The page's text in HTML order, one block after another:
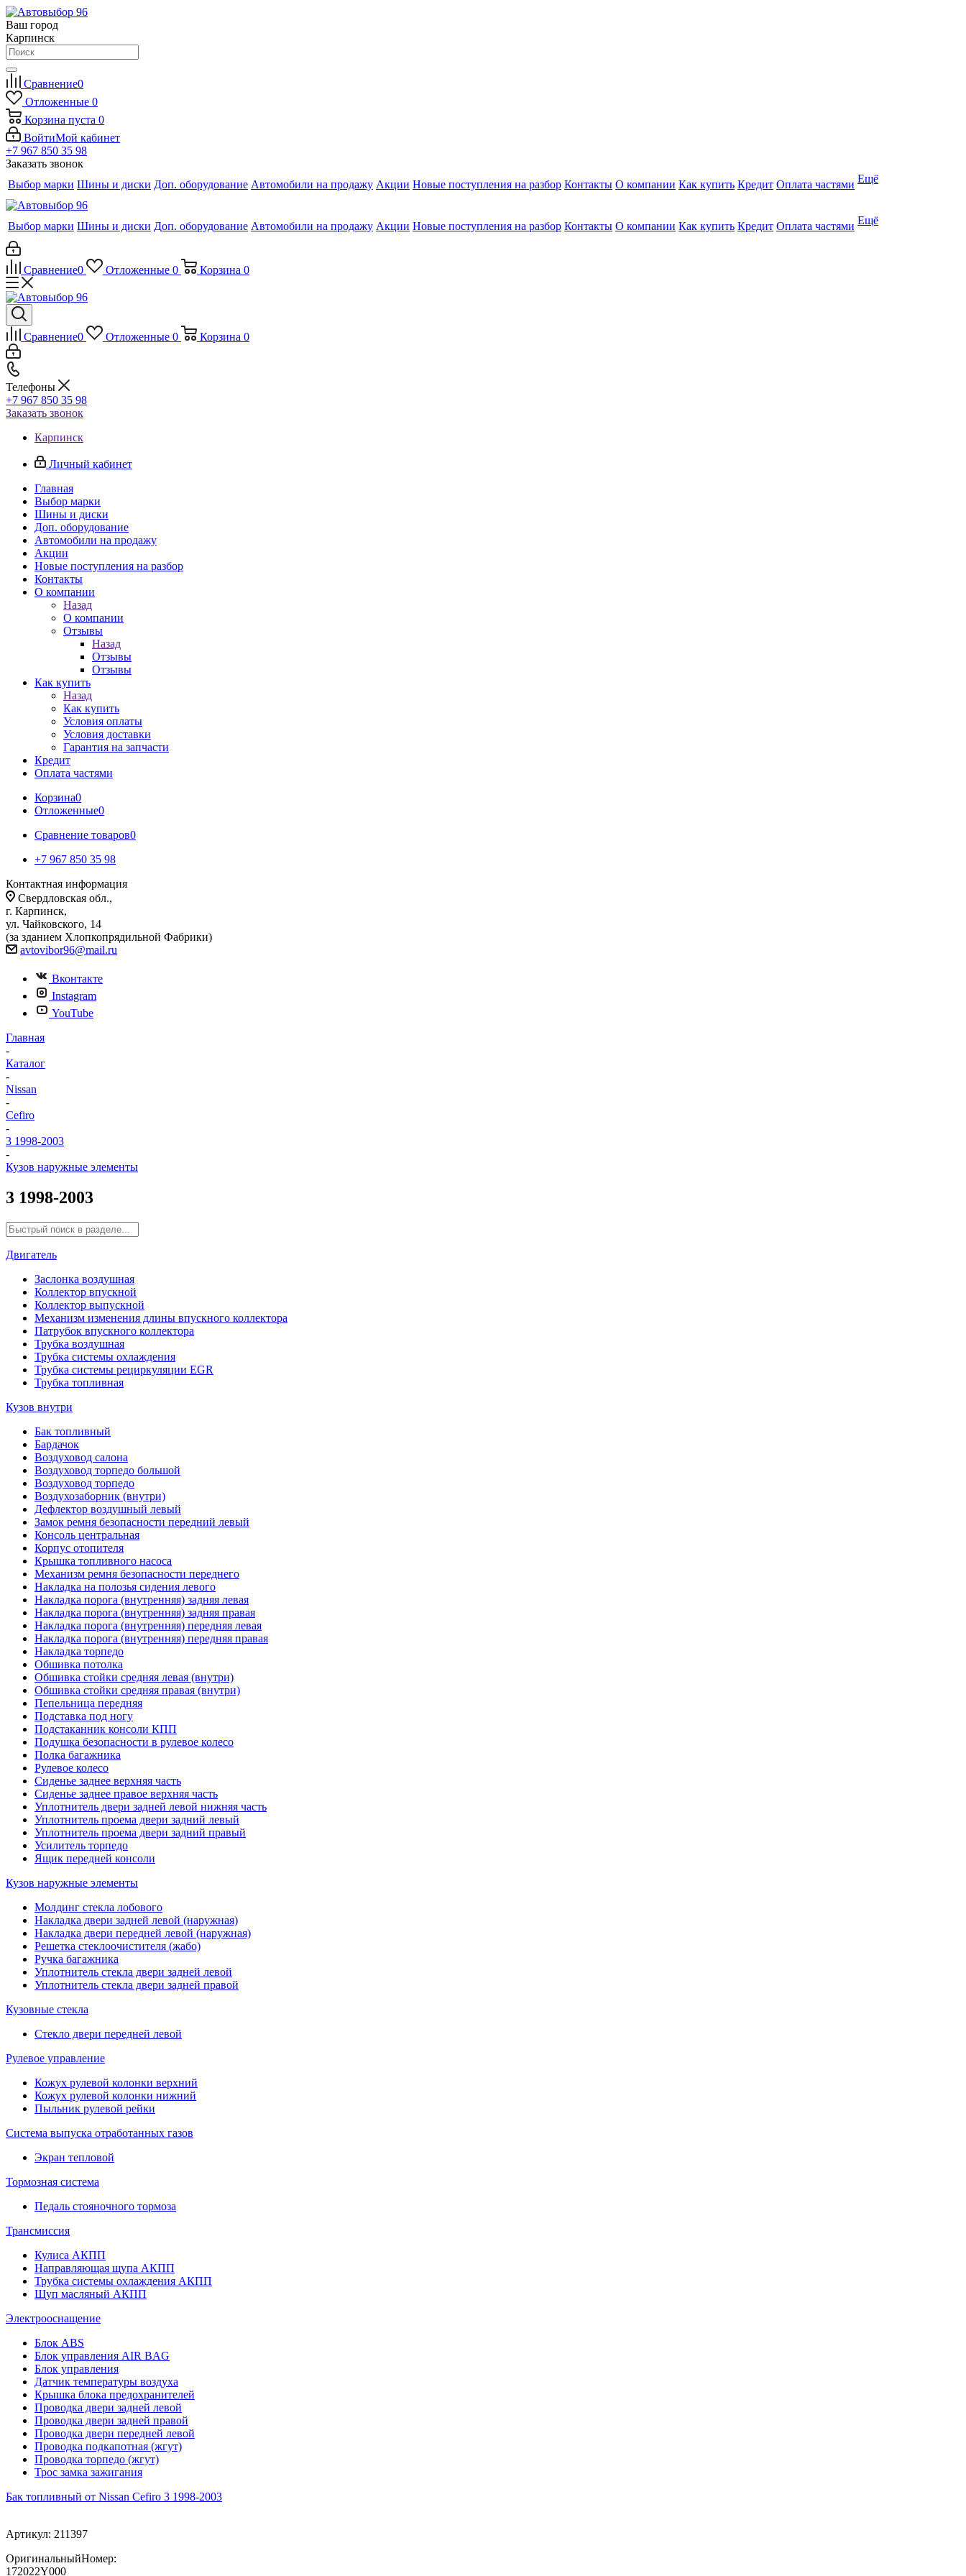
Ваш город
Карпинск
Сравнение0
Отложенные 0
Корзина пуста 0
ВойтиМой кабинет
+7 967 850 35 98
Заказать звонок
Выбор марки Шины и диски Доп. оборудование Автомобили на продажу Акции Новые поступления на разбор Контакты О компании Как купить Кредит Оплата частями Ещё
Выбор марки Шины и диски Доп. оборудование Автомобили на продажу Акции Новые поступления на разбор Контакты О компании Как купить Кредит Оплата частями Ещё
Сравнение0 Отложенные 0 Корзина 0
Сравнение0 Отложенные 0 Корзина 0
Телефоны
+7 967 850 35 98
Заказать звонок
Карпинск
Личный кабинет
Главная
Выбор марки
Шины и диски
Доп. оборудование
Автомобили на продажу
Акции
Новые поступления на разбор
Контакты
О компании
Назад
О компании
Отзывы
Назад
Отзывы
Отзывы
Как купить
Назад
Как купить
Условия оплаты
Условия доставки
Гарантия на запчасти
Кредит
Оплата частями
Корзина0
Отложенные0
Сравнение товаров0
+7 967 850 35 98
Контактная информация
Свердловская обл.,
г. Карпинск,
ул. Чайковского, 14
(за зданием Хлопкопрядильной Фабрики)
avtovibor96@mail.ru
Вконтакте
Instagram
YouTube
Главная
-
Каталог
-
Nissan
-
Cefiro
-
3 1998-2003
-
Кузов наружные элементы
3 1998-2003
Двигатель
Заслонка воздушная
Коллектор впускной
Коллектор выпускной
Механизм изменения длины впускного коллектора
Патрубок впускного коллектора
Трубка воздушная
Трубка системы охлаждения
Трубка системы рециркуляции EGR
Трубка топливная
Кузов внутри
Бак топливный
Бардачок
Воздуховод салона
Воздуховод торпедо большой
Воздуховод торпедо
Воздухозаборник (внутри)
Дефлектор воздушный левый
Замок ремня безопасности передний левый
Консоль центральная
Корпус отопителя
Крышка топливного насоса
Механизм ремня безопасности переднего
Накладка на полозья сидения левого
Накладка порога (внутренняя) задняя левая
Накладка порога (внутренняя) задняя правая
Накладка порога (внутренняя) передняя левая
Накладка порога (внутренняя) передняя правая
Накладка торпедо
Обшивка потолка
Обшивка стойки средняя левая (внутри)
Обшивка стойки средняя правая (внутри)
Пепельница передняя
Подставка под ногу
Подстаканник консоли КПП
Подушка безопасности в рулевое колесо
Полка багажника
Рулевое колесо
Сиденье заднее верхняя часть
Сиденье заднее правое верхняя часть
Уплотнитель двери задней левой нижняя часть
Уплотнитель проема двери задний левый
Уплотнитель проема двери задний правый
Усилитель торпедо
Ящик передней консоли
Кузов наружные элементы
Молдинг стекла лобового
Накладка двери задней левой (наружная)
Накладка двери передней левой (наружная)
Решетка стеклоочистителя (жабо)
Ручка багажника
Уплотнитель стекла двери задней левой
Уплотнитель стекла двери задней правой
Кузовные стекла
Стекло двери передней левой
Рулевое управление
Кожух рулевой колонки верхний
Кожух рулевой колонки нижний
Пыльник рулевой рейки
Система выпуска отработанных газов
Экран тепловой
Тормозная система
Педаль стояночного тормоза
Трансмиссия
Кулиса АКПП
Направляющая щупа АКПП
Трубка системы охлаждения АКПП
Щуп масляный АКПП
Электрооснащение
Блок ABS
Блок управления AIR BAG
Блок управления
Датчик температуры воздуха
Крышка блока предохранителей
Проводка двери задней левой
Проводка двери задней правой
Проводка двери передней левой
Проводка подкапотная (жгут)
Проводка торпедо (жгут)
Трос замка зажигания
Бак топливный от Nissan Cefiro 3 1998-2003
Артикул: 211397
ОригинальныйНомер:
172022Y000